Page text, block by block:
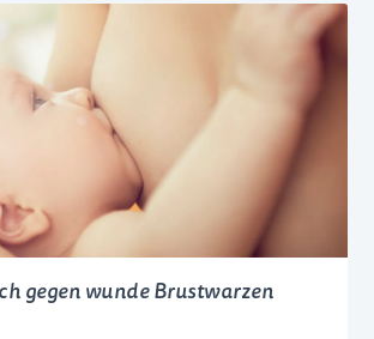
Darauf
müssen
Eltern
in
Lebenswochen
achten
gegen wunde Brustwarzen